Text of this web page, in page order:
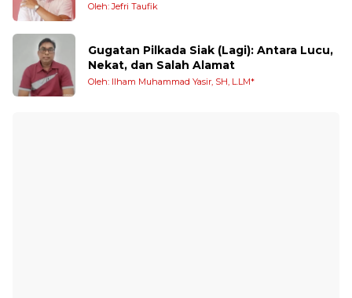
Oleh: Jefri Taufik
Gugatan Pilkada Siak (Lagi): Antara Lucu,
Nekat, dan Salah Alamat
Oleh: Ilham Muhammad Yasir, SH, L.LM*